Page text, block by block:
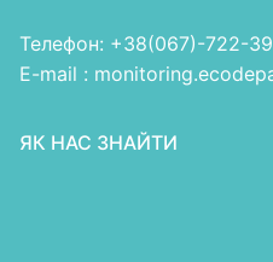
Телефон: +38(067)-722-
E-mail :
ЯК НАС ЗНАЙТИ